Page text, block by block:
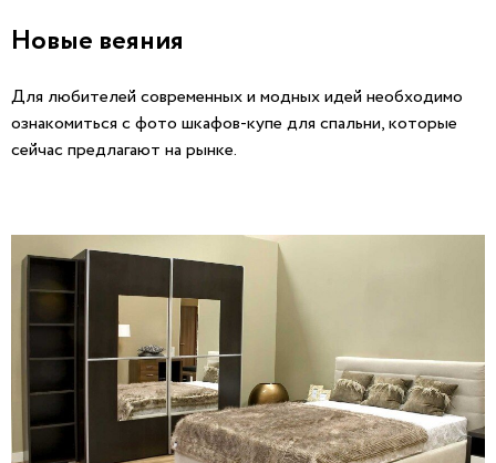
Новые веяния
Для любителей современных и модных идей необходимо
ознакомиться с фото шкафов-купе для спальни, которые
сейчас предлагают на рынке.